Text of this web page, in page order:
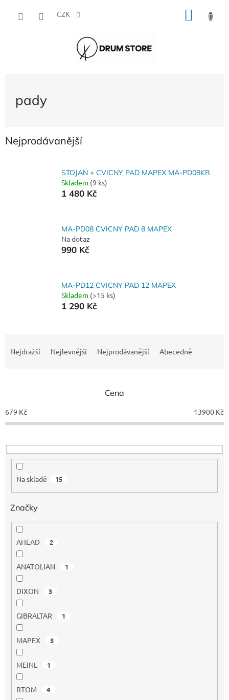
CZK
pady
Nejprodávanější
STOJAN + CVICNY PAD MAPEX MA-PD08KR
Skladem (9 ks)
1 480 Kč
MA-PD08 CVICNY PAD 8 MAPEX
Na dotaz
990 Kč
MA-PD12 CVICNY PAD 12 MAPEX
Skladem (>15 ks)
1 290 Kč
p
r
o
u
Nejdražší Nejlevnější Nejprodávanější Abecedně
Cena
679 Kč 13900 Kč
Na skladě 15
Značky
AHEAD 2
ANATOLIAN 1
DIXON 3
GIBRALTAR 1
MAPEX 5
MEINL 1
RTOM 4